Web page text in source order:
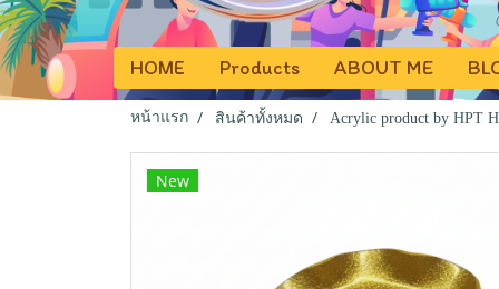
HOME Products ABOUT ME
หน้าแรก สินค้าทั้งหมด Acrylic product by HPT
New